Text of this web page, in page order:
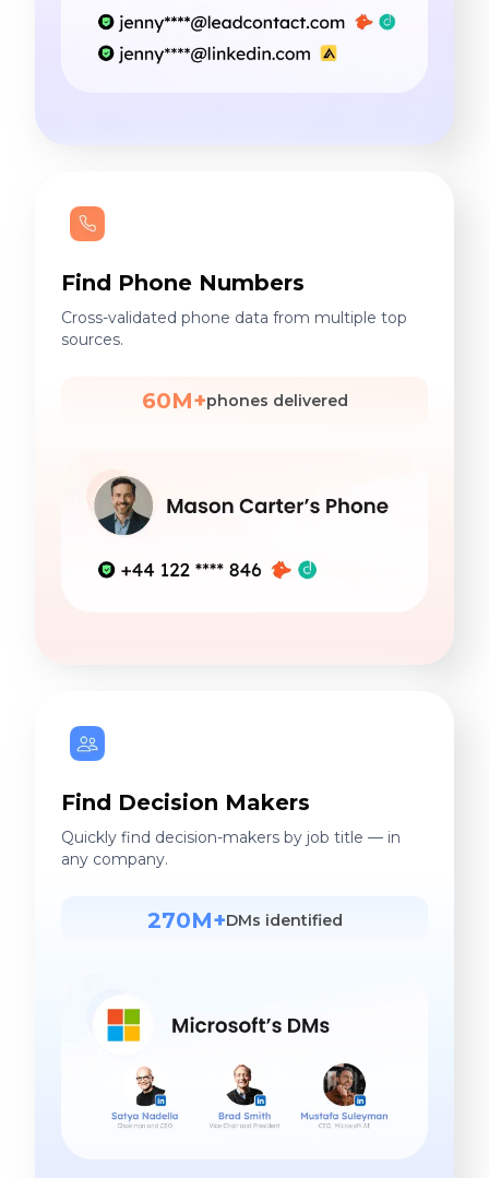
Find Phone Numbers
Cross-validated phone data from multiple top
sources.
60M+phones delivered
Find Decision Makers
Quickly find decision-makers by job title — in
any company.
270M+DMs identified